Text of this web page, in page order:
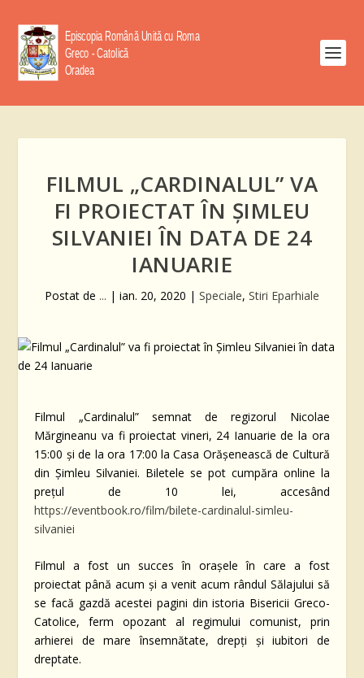
FILMUL „CARDINALUL” VA
FI PROIECTAT ÎN ȘIMLEU
SILVANIEI ÎN DATA DE 24
IANUARIE
Postat de ... | ian. 20, 2020 | Speciale, Stiri Eparhiale
Filmul „Cardinalul” semnat de regizorul Nicolae
Mărgineanu va fi proiectat vineri, 24 Ianuarie de la ora
15:00 și de la ora 17:00 la Casa Orășenească de Cultură
din Șimleu Silvaniei. Biletele se pot cumpăra online la
prețul de 10 lei, accesând
https://eventbook.ro/film/bilete-cardinalul-simleu-
silvaniei
Filmul a fost un succes în orașele în care a fost
proiectat până acum și a venit acum rândul Sălajului să
se facă gazdă acestei pagini din istoria Bisericii Greco-
Catolice, ferm opozant al regimului comunist, prin
arhierei de mare însemnătate, drepți și iubitori de
dreptate.